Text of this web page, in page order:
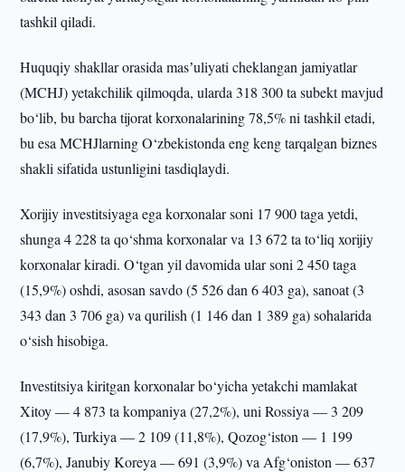
tashkil qiladi.
Huquqiy shakllar orasida masʼuliyati cheklangan jamiyatlar
(MCHJ) yetakchilik qilmoqda, ularda 318 300 ta subekt mavjud
bo‘lib, bu barcha tijorat korxonalarining 78,5% ni tashkil etadi,
bu esa MCHJlarning O‘zbekistonda eng keng tarqalgan biznes
shakli sifatida ustunligini tasdiqlaydi.
Xorijiy investitsiyaga ega korxonalar soni 17 900 taga yetdi,
shunga 4 228 ta qo‘shma korxonalar va 13 672 ta to‘liq xorijiy
korxonalar kiradi. O‘tgan yil davomida ular soni 2 450 taga
(15,9%) oshdi, asosan savdo (5 526 dan 6 403 ga), sanoat (3
343 dan 3 706 ga) va qurilish (1 146 dan 1 389 ga) sohalarida
o‘sish hisobiga.
Investitsiya kiritgan korxonalar bo‘yicha yetakchi mamlakat
Xitoy — 4 873 ta kompaniya (27,2%), uni Rossiya — 3 209
(17,9%), Turkiya — 2 109 (11,8%), Qozog‘iston — 1 199
(6,7%), Janubiy Koreya — 691 (3,9%) va Afg‘oniston — 637